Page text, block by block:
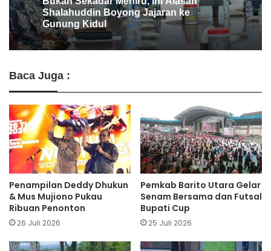
Pemkab Barito Utara Kaji Tiru Tata
Kelola Pemerintahan ke DIY
Baca Juga :
Penampilan Deddy Dhukun
& Mus Mujiono Pukau
Ribuan Penonton
26 Juli 2026
Pemkab Barito Utara Gelar
Senam Bersama dan Futsal
Bupati Cup
25 Juli 2026